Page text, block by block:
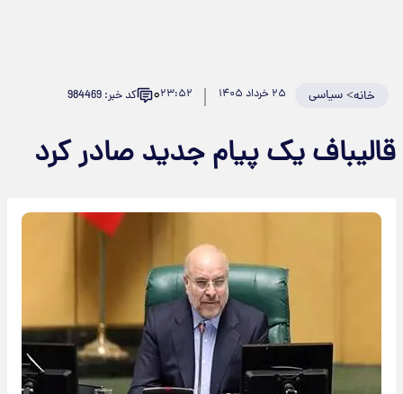
خانه>سیاسی ۲۵ خرداد ۱۴۰۵ ۲۳:۵۲۰ کد خبر: 984469
یک پیام جدید صادر کرد